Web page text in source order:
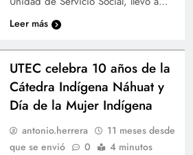
Leer más
UTEC celebra 10 años de la
Cátedra Indígena Náhuat y
Día de la Mujer Indígena
antonio.herrera
11 meses desde
que se envió
0 4 minutos